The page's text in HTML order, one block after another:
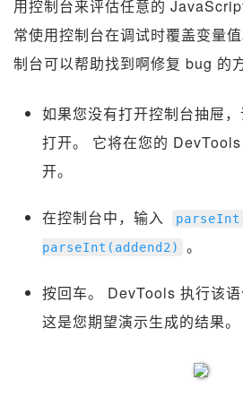
用控制台来评估任意的
常使用控制台在调试时覆盖变量
制台可以帮助找到啊修复 bug 的
如果您没有打开控制台抽屉
打开。 它将在您的
开。
在控制台中，输入 parseInt
parseInt ( addend2 ) 。
按回车。 DevTools 执行该语
这是您期望演示生成的结果。